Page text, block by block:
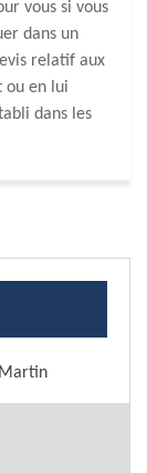
vous si vous
dans un
relatif aux
ou en lui
dans les